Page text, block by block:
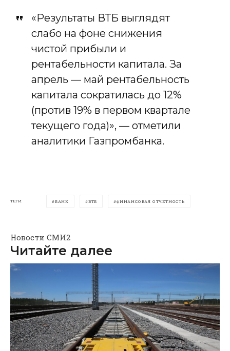
«Результаты ВТБ выглядят
слабо на фоне снижения
чистой прибыли и
рентабельности капитала. За
апрель — май рентабельность
капитала сократилась до 12%
(против 19% в первом квартале
текущего года)», — отметили
аналитики Газпромбанка.
ТЕГИ БАНК ВТБ ФИНАНСОВАЯ ОТЧЕТНОСТЬ
Новости СМИ2
Читайте далее